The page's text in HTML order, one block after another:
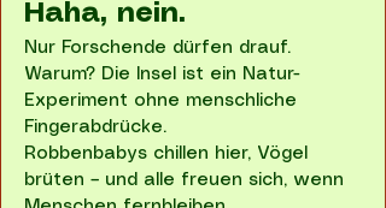
Haha, nein.
Nur Forschende dürfen drauf.
Warum? Die Insel ist ein Natur-
Experiment ohne menschliche
Fingerabdrücke.
Robbenbabys chillen hier, Vögel
brüten – und alle freuen sich, wenn